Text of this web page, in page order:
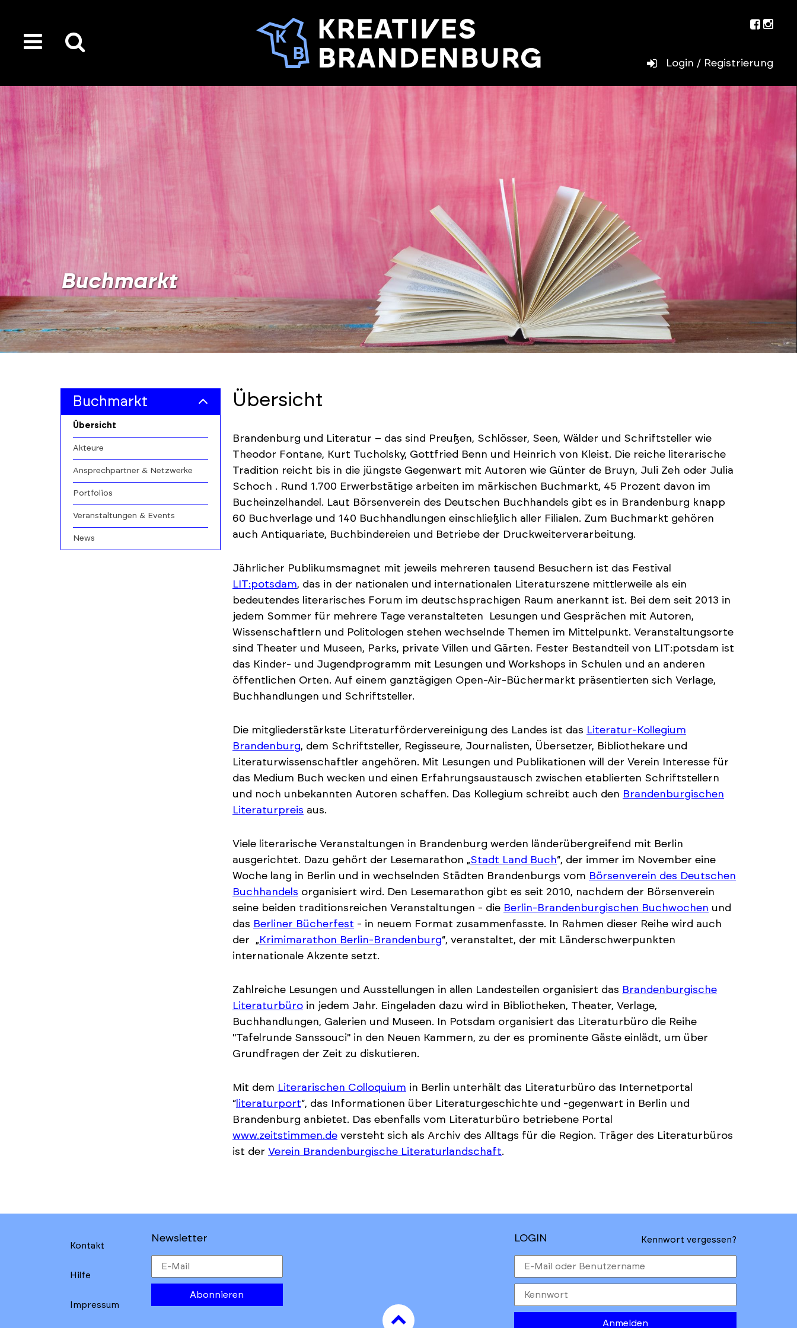
toggle
der
gesamten
Seite
Login / Registrierung
Buchmarkt
Buchmarkt
Übersicht
Akteure
Ansprechpartner & Netzwerke
Portfolios
Veranstaltungen & Events
News
Übersicht
Brandenburg und Literatur – das sind Preußen, Schlösser, Seen, Wälder und Schriftsteller wie
Theodor Fontane, Kurt Tucholsky, Gottfried Benn und Heinrich von Kleist. Die reiche literarische
Tradition reicht bis in die jüngste Gegenwart mit Autoren wie Günter de Bruyn, Juli Zeh oder Julia
Schoch . Rund 1.700 Erwerbstätige arbeiten im märkischen Buchmarkt, 45 Prozent davon im
Bucheinzelhandel. Laut Börsenverein des Deutschen Buchhandels gibt es in Brandenburg knapp
60 Buchverlage und 140 Buchhandlungen einschließlich aller Filialen. Zum Buchmarkt gehören
auch Antiquariate, Buchbindereien und Betriebe der Druckweiterverarbeitung.
Jährlicher Publikumsmagnet mit jeweils mehreren tausend Besuchern ist das Festival
LIT:potsdam, das in der nationalen und internationalen Literaturszene mittlerweile als ein
bedeutendes literarisches Forum im deutschsprachigen Raum anerkannt ist. Bei dem seit 2013 in
jedem Sommer für mehrere Tage veranstalteten Lesungen und Gesprächen mit Autoren,
Wissenschaftlern und Politologen stehen wechselnde Themen im Mittelpunkt. Veranstaltungsorte
sind Theater und Museen, Parks, private Villen und Gärten. Fester Bestandteil von LIT:potsdam ist
das Kinder- und Jugendprogramm mit Lesungen und Workshops in Schulen und an anderen
öffentlichen Orten. Auf einem ganztägigen Open-Air-Büchermarkt präsentierten sich Verlage,
Buchhandlungen und Schriftsteller.
Die mitgliederstärkste Literaturfördervereinigung des Landes ist das Literatur-Kollegium
Brandenburg, dem Schriftsteller, Regisseure, Journalisten, Übersetzer, Bibliothekare und
Literaturwissenschaftler angehören. Mit Lesungen und Publikationen will der Verein Interesse für
das Medium Buch wecken und einen Erfahrungsaustausch zwischen etablierten Schriftstellern
und noch unbekannten Autoren schaffen. Das Kollegium schreibt auch den Brandenburgischen
Literaturpreis aus.
Viele literarische Veranstaltungen in Brandenburg werden länderübergreifend mit Berlin
ausgerichtet. Dazu gehört der Lesemarathon „Stadt Land Buch“, der immer im November eine
Woche lang in Berlin und in wechselnden Städten Brandenburgs vom Börsenverein des Deutschen
Buchhandels organisiert wird. Den Lesemarathon gibt es seit 2010, nachdem der Börsenverein
seine beiden traditionsreichen Veranstaltungen - die Berlin-Brandenburgischen Buchwochen und
das Berliner Bücherfest - in neuem Format zusammenfasste. In Rahmen dieser Reihe wird auch
der „ Krimimarathon Berlin-Brandenburg“, veranstaltet, der mit Länderschwerpunkten
internationale Akzente setzt.
Zahlreiche Lesungen und Ausstellungen in allen Landesteilen organisiert das Brandenburgische
Literaturbüro in jedem Jahr. Eingeladen dazu wird in Bibliotheken, Theater, Verlage,
Buchhandlungen, Galerien und Museen. In Potsdam organisiert das Literaturbüro die Reihe
"Tafelrunde Sanssouci" in den Neuen Kammern, zu der es prominente Gäste einlädt, um über
Grundfragen der Zeit zu diskutieren.
Mit dem Literarischen Colloquium in Berlin unterhält das Literaturbüro das Internetportal
“ literaturport“, das Informationen über Literaturgeschichte und -gegenwart in Berlin und
Brandenburg anbietet. Das ebenfalls vom Literaturbüro betriebene Portal
www.zeitstimmen.de versteht sich als Archiv des Alltags für die Region. Träger des Literaturbüros
ist der Verein Brandenburgische Literaturlandschaft.
Kontakt
Hilfe
Impressum
Newsletter
Abonnieren
to
LOGIN Kennwort vergessen?
Anmelden